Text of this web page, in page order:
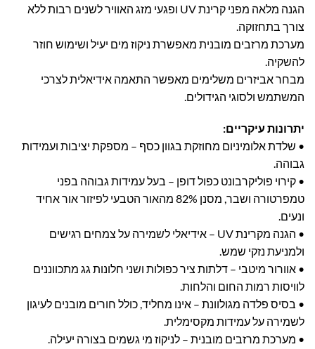
הגנה מלאה מפני קרינת UV ופגעי מזג האוויר לשנים רבות ללא
צורך בתחזוקה.
מערכת מרזבים מובנית מאפשרת ניקוז מים יעיל ושימוש חוזר
להשקיה.
מבחר אביזרים משלימים מאפשר התאמה אידיאלית לצרכי
המשתמש ולסוגי הגידולים.
יתרונות עיקריים:
• שלדת אלומיניום מחוזקת בגוון כסף – מספקת יציבות ועמידות
גבוהה.
• קירוי פוליקרבונט כפול דופן – בעל עמידות גבוהה בפני
טמפרטורה ושבר, מסנן 82% מהאור הטבעי לפיזור אור אחיד
ונעים.
• הגנה מקרינת UV – אידיאלי לשמירה על צמחים רגישים
ולמניעת נזקי שמש.
• אוורור מיטבי – דלתות ציר כפולות ושני חלונות גג מתכווננים
לוויסות רמות החום והלחות.
• בסיס פלדה מגולוונת – אינו מחליד, כולל חורים מובנים לעיגון
לשמירה על עמידות מקסימלית.
• מערכת מרזבים מובנית – לניקוז מי גשמים בצורה יעילה.